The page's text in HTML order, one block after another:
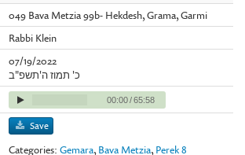
049 Bava Metzia 99b- Hekdesh, Grama, Garmi
Rabbi Klein
07/19/2022
כ' תמוז ה'תשפ"ב
00:00/65:58
Save
Categories:Gemara, Bava Metzia, Perek 8